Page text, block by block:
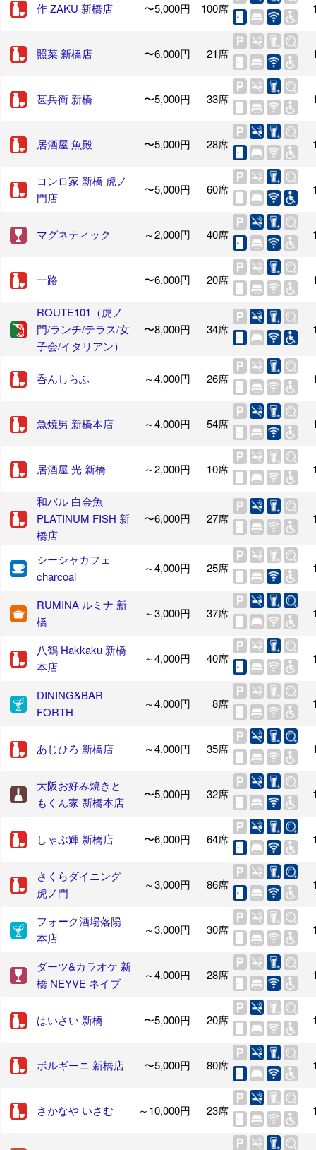
作 ZAKU 新橋店 〜5,000円 100席
照菜 新橋店 〜6,000円 21席
甚兵衛 新橋 〜5,000円 33席
居酒屋 魚殿 〜5,000円 28席
コンロ家 新橋 虎ノ
門店
〜5,000円 60席
マグネティック ～2,000円 40席
一路 〜6,000円 20席
ROUTE101（虎ノ
門/ランチ/テラス/女
子会/イタリアン）
〜8,000円 34席
呑んしらふ ～4,000円 26席
魚焼男 新橋本店 ～4,000円 54席
居酒屋 光 新橋 ～2,000円 10席
和バル 白金魚
PLATINUM FISH 新
橋店
〜6,000円 27席
シーシャカフェ
charcoal
～4,000円 25席
RUMINA ルミナ 新
橋
～3,000円 37席
八鶴 Hakkaku 新橋
本店
～4,000円 40席
DINING&BAR
FORTH
～4,000円 8席
あじひろ 新橋店 ～4,000円 35席
大阪お好み焼きと
もくん家 新橋本店
〜5,000円 32席
しゃぶ輝 新橋店 〜6,000円 64席
さくらダイニング
虎ノ門
～3,000円 86席
フォーク酒場落陽
本店
～3,000円 30席
ダーツ&カラオケ 新
橋 NEYVE ネイブ
～4,000円 28席
はいさい 新橋 〜5,000円 20席
ボルギーニ 新橋店 〜5,000円 80席
さかなや いさむ ～10,000円 23席